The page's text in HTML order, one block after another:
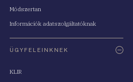
Módszertan
Információk adatszolgáltatóknak
ÜGYFELEINKNEK
KLIR